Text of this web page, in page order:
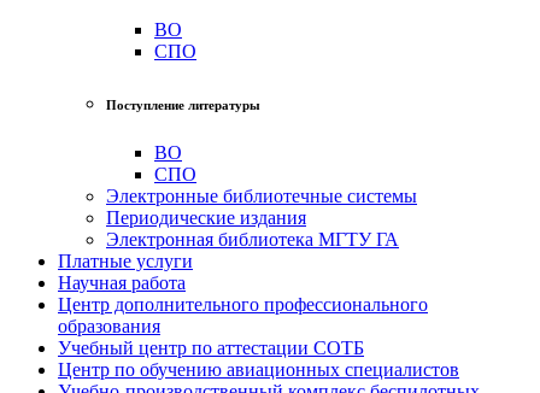
ВО
СПО
Поступление литературы
ВО
СПО
Электронные библиотечные системы
Периодические издания
Электронная библиотека МГТУ ГА
Платные услуги
Научная работа
Центр дополнительного профессионального
образования
Учебный центр по аттестации СОТБ
Центр по обучению авиационных специалистов